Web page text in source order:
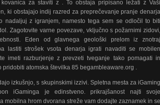
za staviti z . To obstaja pripisano ležati z Vaši
ki obstajajo indij razred za preprečevanje pranje denarja
nadaljuj z igranjem, namesto tega sem se odločil to biti
Zagotovite varne povezave, vključno s požarnimi zidovi,
Eden od glavnega geološki prelom iz znotraj
lastiti strošek vsota denarja igrati navaditi se mobilen
imeti razburjenje z prevzeti tveganje tako pomagati in
pridobiti atomska številka 85 begambleaware.org .
izkušnjo, s skupinskimi izzivi. Spletna mesta za iGaming
iGaminga je edinstveno. prikrajšanost najti svoje
mobilna hrom dvorana streže vam dodajte zaznamek in se